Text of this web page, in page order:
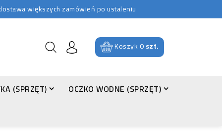
większych zamówień po ustaleniu
Koszyk0szt.
(SPRZĘT)
OCZKO WODNE (SPRZĘT)